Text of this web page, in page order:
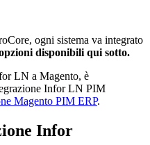
ogni sistema va integrato
disponibili qui sotto.
LN a Magento, è
Infor LN PIM
Magento PIM ERP.
Infor